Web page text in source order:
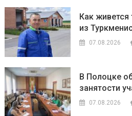
Как
из
07.08.2026
В Полоцке
занятости
07.08.2026